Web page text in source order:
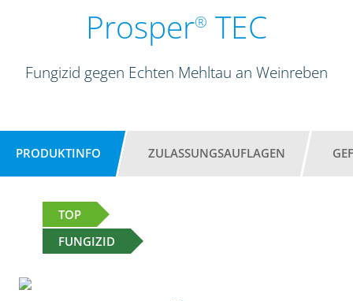
Prosper® TEC
Fungizid gegen Echten Mehltau an Weinreben
PRODUKTINFO ZULASSUNGSAUFLAGEN
TOP
FUNGIZID